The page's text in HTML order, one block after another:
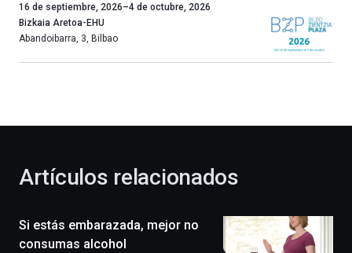
Un
año
más,
celebración
novena
edición
16 de septiembre, 2026–4 de octubre, 2026
Bizkaia Aretoa-EHU
Abandoibarra, 3, Bilbao
Artículos relacionados
Si estás embarazada, mejor no
consumas alcohol